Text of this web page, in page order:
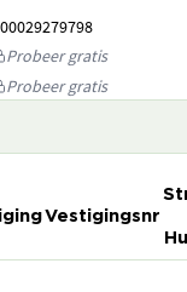
Probeer gratis
Probeer gratis
Vestigingsnr